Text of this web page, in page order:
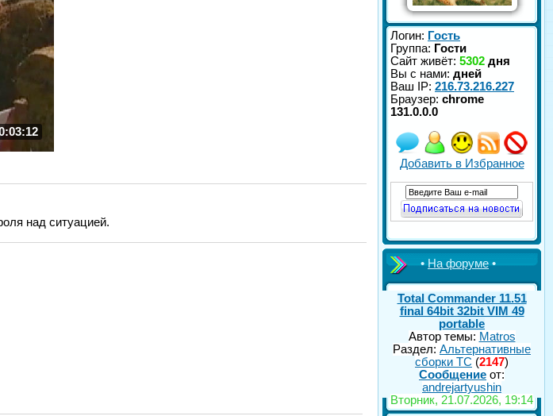
над ситуацией.
Логин: Гость
Группа: Гости
Сайт живёт: 5302 дня
Вы с нами: дней
Ваш IP: 216.73.216.227
Браузер: chrome
131.0.0.0
Добавить в Избранное
•На форуме•
Total Commander 11.51
final 64bit 32bit VIM 49
portable
Автор темы: Matros
Раздел: Альтернативные
сборки ТС (2147)
Сообщение от:
andrejartyushin
Вторник, 21.07.2026, 19:14